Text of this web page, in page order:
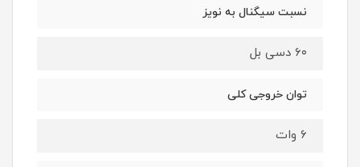
نسبت سیگنال به نویز
۶۰ دسی بل
توان خروجی کلی
۶ وات